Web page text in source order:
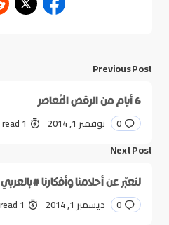
Previous Post
6 أيام من الرقص المُعاصر
0 نوفمبر 1, 2014 1 min read
Next Post
لنعبّر عن أحلامنا وأفكارنا #بالعربي
0 ديسمبر 1, 2014 1 min read